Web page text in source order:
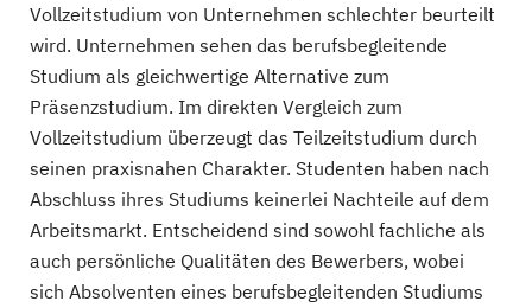
Vollzeitstudium von Unternehmen schlechter beurteilt
wird. Unternehmen sehen das berufsbegleitende
Studium als gleichwertige Alternative zum
Präsenzstudium. Im direkten Vergleich zum
Vollzeitstudium überzeugt das Teilzeitstudium durch
seinen praxisnahen Charakter. Studenten haben nach
Abschluss ihres Studiums keinerlei Nachteile auf dem
Arbeitsmarkt. Entscheidend sind sowohl fachliche als
auch persönliche Qualitäten des Bewerbers, wobei
sich Absolventen eines berufsbegleitenden Studiums